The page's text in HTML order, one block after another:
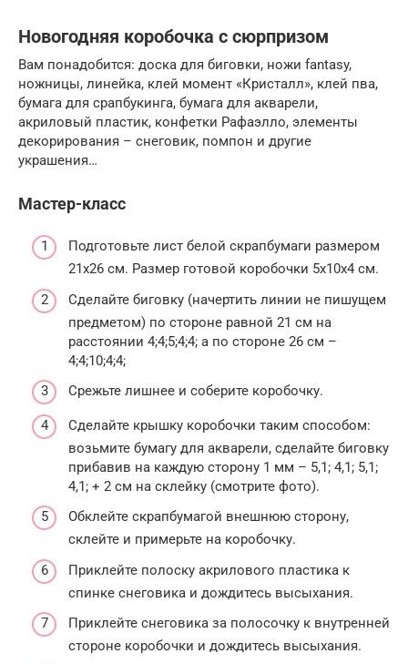
Новогодняя коробочка с сюрпризом
Вам понадобится: доска для биговки, ножи fantasy,
ножницы, линейка, клей момент «Кристалл», клей пва,
бумага для срапбукинга, бумага для акварели,
акриловый пластик, конфетки Рафаэлло, элементы
декорирования – снеговик, помпон и другие
украшения…
Мастер-класс
Подготовьте лист белой скрапбумаги размером
21х26 см. Размер готовой коробочки 5х10х4 см.
Сделайте биговку (начертить линии не пишущем
предметом) по стороне равной 21 см на
расстоянии 4;4;5;4;4; а по стороне 26 см –
4;4;10;4;4;
Срежьте лишнее и соберите коробочку.
Сделайте крышку коробочки таким способом:
возьмите бумагу для акварели, сделайте биговку
прибавив на каждую сторону 1 мм – 5,1; 4,1; 5,1;
4,1; + 2 см на склейку (смотрите фото).
Обклейте скрапбумагой внешнюю сторону,
склейте и примерьте на коробочку.
Приклейте полоску акрилового пластика к
спинке снеговика и дождитесь высыхания.
Приклейте снеговика за полосочку к внутренней
стороне коробочки и дождитесь высыхания.